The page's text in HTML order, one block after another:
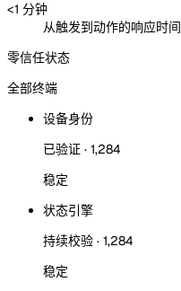
<1 分钟
从触发到动作的响应时间
零信任状态
全部终端
设备身份
已验证 · 1,284
稳定
状态引擎
持续校验 · 1,284
稳定